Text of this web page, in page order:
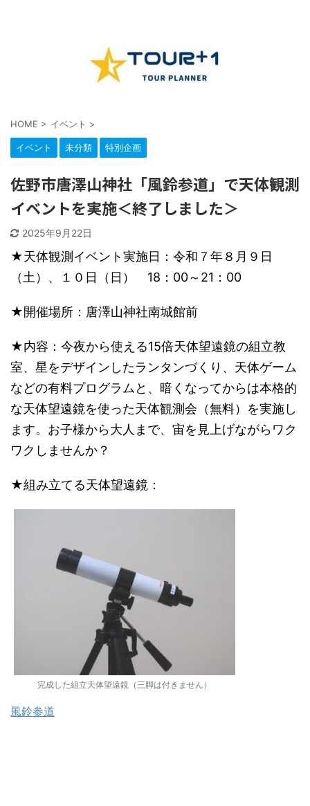
HOME > イベント >
イベント 未分類 特別企画
佐野市唐澤山神社「風鈴参道」で天体観測
イベントを実施＜終了しました＞
2025年9月22日
★天体観測イベント実施日：令和７年８月９日
（土）、１０日（日） 18：00～21：00
★開催場所：唐澤山神社南城館前
★内容：今夜から使える15倍天体望遠鏡の組立教
室、星をデザインしたランタンづくり、天体ゲーム
などの有料プログラムと、暗くなってからは本格的
な天体望遠鏡を使った天体観測会（無料）を実施し
ます。お子様から大人まで、宙を見上げながらワク
ワクしませんか？
★組み立てる天体望遠鏡：
完成した組立天体望遠鏡（三脚は付きません）
風鈴参道